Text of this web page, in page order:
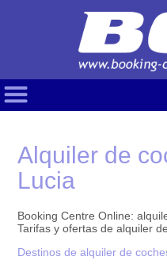
Alquiler de
Lucia
Booking Centre Online:
Tarifas y ofertas de alquiler
Destinos de alquiler de